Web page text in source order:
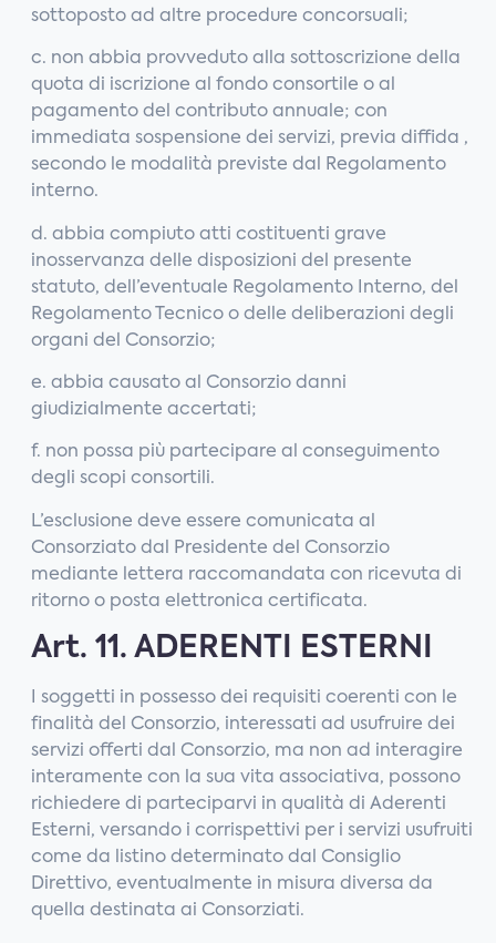
sottoposto ad altre procedure concorsuali;
c. non abbia provveduto alla sottoscrizione della
quota di iscrizione al fondo consortile o al
pagamento del contributo annuale; con
immediata sospensione dei servizi, previa diffida ,
secondo le modalità previste dal Regolamento
interno.
d. abbia compiuto atti costituenti grave
inosservanza delle disposizioni del presente
statuto, dell’eventuale Regolamento Interno, del
Regolamento Tecnico o delle deliberazioni degli
organi del Consorzio;
e. abbia causato al Consorzio danni
giudizialmente accertati;
f. non possa più partecipare al conseguimento
degli scopi consortili.
L’esclusione deve essere comunicata al
Consorziato dal Presidente del Consorzio
mediante lettera raccomandata con ricevuta di
ritorno o posta elettronica certificata.
Art. 11. ADERENTI ESTERNI
I soggetti in possesso dei requisiti coerenti con le
finalità del Consorzio, interessati ad usufruire dei
servizi offerti dal Consorzio, ma non ad interagire
interamente con la sua vita associativa, possono
richiedere di parteciparvi in qualità di Aderenti
Esterni, versando i corrispettivi per i servizi usufruiti
come da listino determinato dal Consiglio
Direttivo, eventualmente in misura diversa da
quella destinata ai Consorziati.